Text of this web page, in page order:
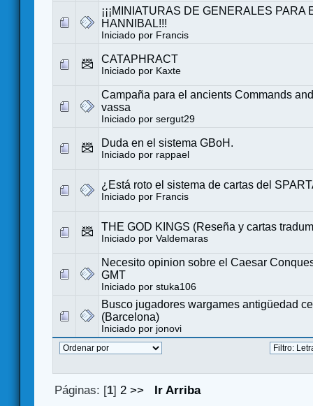
¡¡¡MINIATURAS DE GENERALES PARA
HANNIBAL!!!
Iniciado por Francis
CATAPHRACT
Iniciado por Kaxte
Campaña para el ancients Commands
vassa
Iniciado por sergut29
Duda en el sistema GBoH.
Iniciado por rappael
¿Está roto el sistema de cartas del
Iniciado por Francis
THE GOD KINGS (Reseña y cartas
Iniciado por Valdemaras
Necesito opinion sobre el Caesar
GMT
Iniciado por stuka106
Busco jugadores wargames antigüedad
(Barcelona)
Iniciado por jonovi
Páginas: [1] 2 >> Ir Arriba